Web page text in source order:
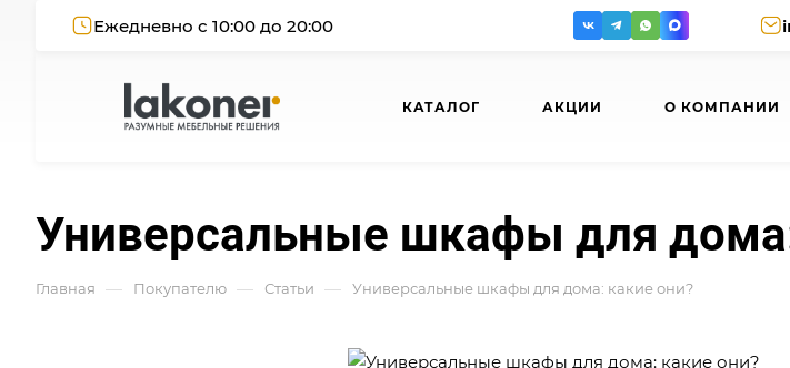
Ежедневно с 10:00 до 20:00
КАТАЛОГ АКЦИИ О КОМПАНИИ
Универсальные шкафы для
Главная — Покупателю — Статьи — Универсальные шкафы для дома: какие они?